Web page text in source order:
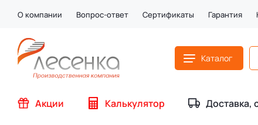
О компании Вопрос-ответ Сертификаты Гарантия
Каталог
Акции Калькулятор Доставка,